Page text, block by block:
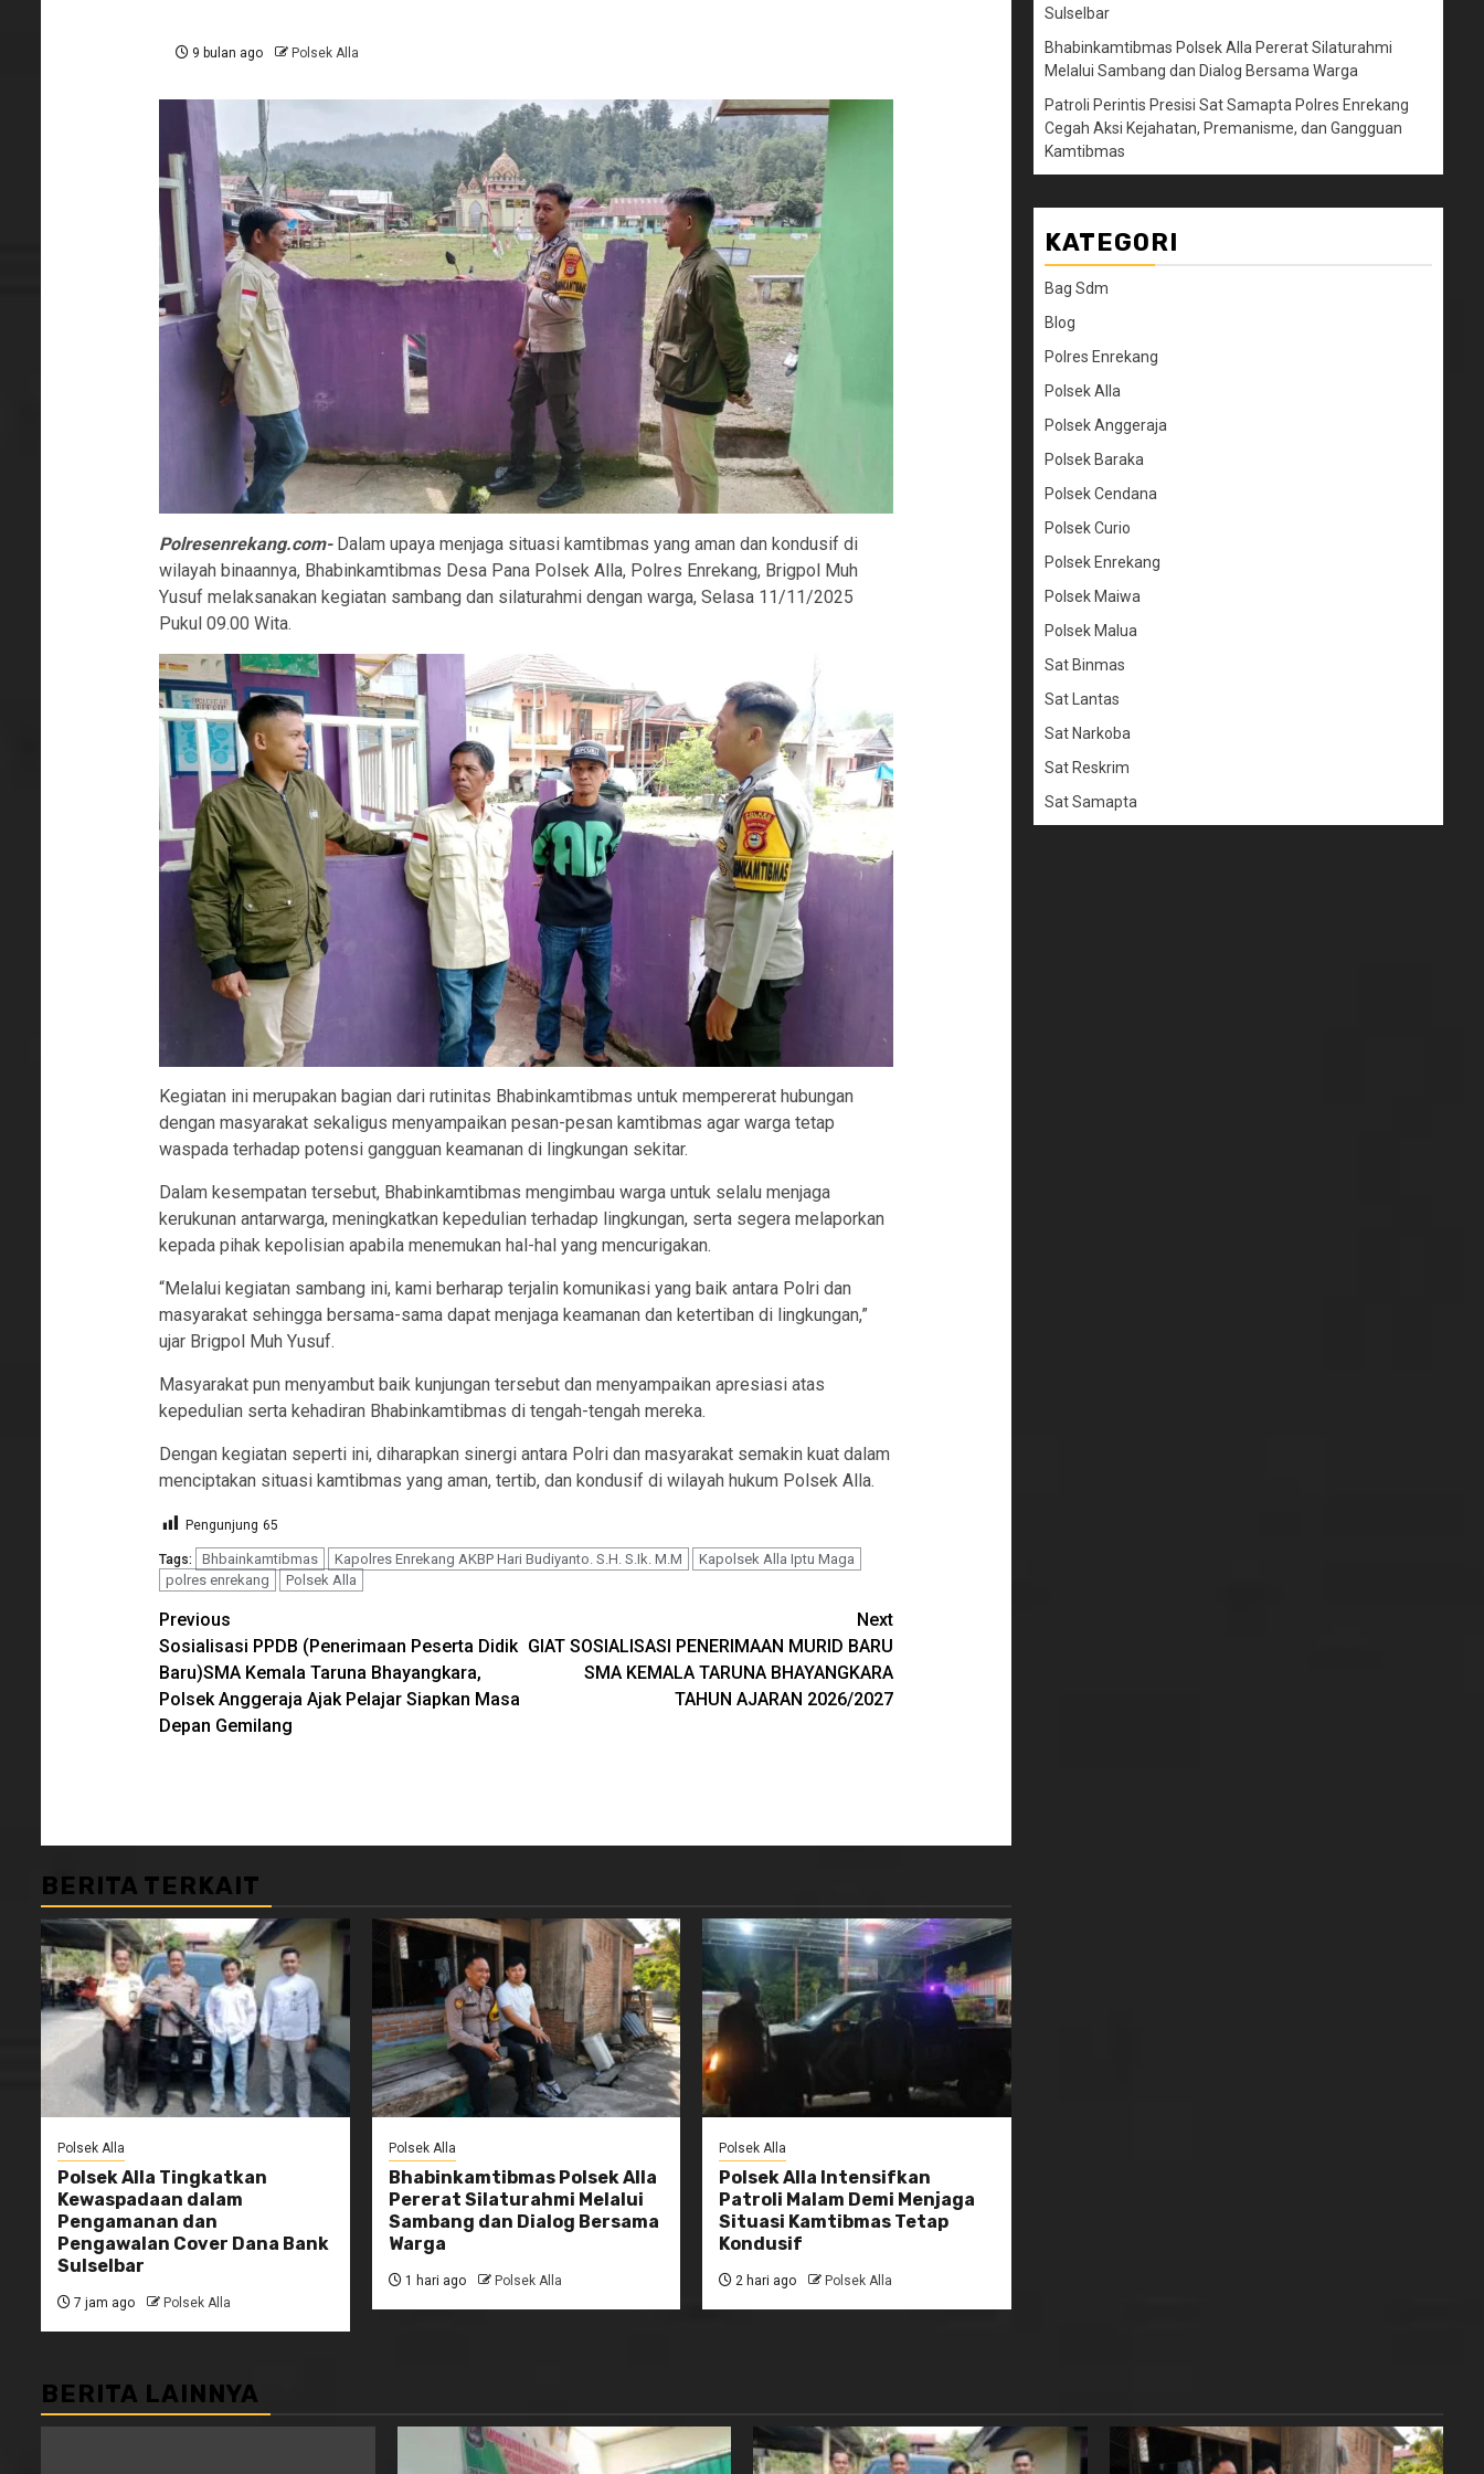
9 bulan ago Polsek Alla
Polresenrekang.com- Dalam upaya menjaga situasi kamtibmas yang aman dan kondusif di
wilayah binaannya, Bhabinkamtibmas Desa Pana Polsek Alla, Polres Enrekang, Brigpol Muh
Yusuf melaksanakan kegiatan sambang dan silaturahmi dengan warga, Selasa 11/11/2025
Pukul 09.00 Wita.
Kegiatan ini merupakan bagian dari rutinitas Bhabinkamtibmas untuk mempererat hubungan
dengan masyarakat sekaligus menyampaikan pesan-pesan kamtibmas agar warga tetap
waspada terhadap potensi gangguan keamanan di lingkungan sekitar.
Dalam kesempatan tersebut, Bhabinkamtibmas mengimbau warga untuk selalu menjaga
kerukunan antarwarga, meningkatkan kepedulian terhadap lingkungan, serta segera melaporkan
kepada pihak kepolisian apabila menemukan hal-hal yang mencurigakan.
“Melalui kegiatan sambang ini, kami berharap terjalin komunikasi yang baik antara Polri dan
masyarakat sehingga bersama-sama dapat menjaga keamanan dan ketertiban di lingkungan,”
ujar Brigpol Muh Yusuf.
Masyarakat pun menyambut baik kunjungan tersebut dan menyampaikan apresiasi atas
kepedulian serta kehadiran Bhabinkamtibmas di tengah-tengah mereka.
Dengan kegiatan seperti ini, diharapkan sinergi antara Polri dan masyarakat semakin kuat dalam
menciptakan situasi kamtibmas yang aman, tertib, dan kondusif di wilayah hukum Polsek Alla.
Pengunjung 65
Tags: Bhbainkamtibmas Kapolres Enrekang AKBP Hari Budiyanto. S.H. S.Ik. M.M
Kapolsek Alla Iptu Maga
polres enrekang
Polsek Alla
Continue
Reading
Previous
Sosialisasi PPDB (Penerimaan Peserta Didik
Baru)SMA Kemala Taruna Bhayangkara,
Polsek Anggeraja Ajak Pelajar Siapkan Masa
Depan Gemilang
Next
GIAT SOSIALISASI PENERIMAAN MURID BARU
SMA KEMALA TARUNA BHAYANGKARA
TAHUN AJARAN 2026/2027
BERITA TERKAIT
Polsek Alla
Polsek Alla Tingkatkan
Kewaspadaan dalam
Pengamanan dan
Pengawalan Cover Dana Bank
Sulselbar
7 jam ago Polsek Alla
Polsek Alla
Bhabinkamtibmas Polsek Alla
Pererat Silaturahmi Melalui
Sambang dan Dialog Bersama
Warga
1 hari ago Polsek Alla
Polsek Alla
Polsek Alla Intensifkan
Patroli Malam Demi Menjaga
Situasi Kamtibmas Tetap
Kondusif
2 hari ago Polsek Alla
Sulselbar
Bhabinkamtibmas Polsek Alla Pererat Silaturahmi
Melalui Sambang dan Dialog Bersama Warga
Patroli Perintis Presisi Sat Samapta Polres Enrekang
Cegah Aksi Kejahatan, Premanisme, dan Gangguan
Kamtibmas
KATEGORI
Bag Sdm
Blog
Polres Enrekang
Polsek Alla
Polsek Anggeraja
Polsek Baraka
Polsek Cendana
Polsek Curio
Polsek Enrekang
Polsek Maiwa
Polsek Malua
Sat Binmas
Sat Lantas
Sat Narkoba
Sat Reskrim
Sat Samapta
BERITA LAINNYA